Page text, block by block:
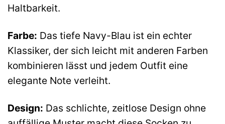
Haltbarkeit.
Farbe: Das tiefe Navy-Blau ist ein echter
Klassiker, der sich leicht mit anderen Farben
kombinieren lässt und jedem Outfit eine
elegante Note verleiht.
Design: Das schlichte, zeitlose Design ohne